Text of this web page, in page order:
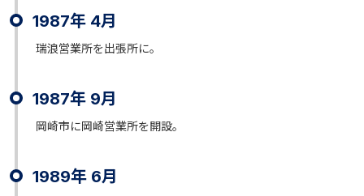
1987年 4月
瑞浪営業所を出張所に。
1987年 9月
岡崎市に岡崎営業所を開設。
1989年 6月